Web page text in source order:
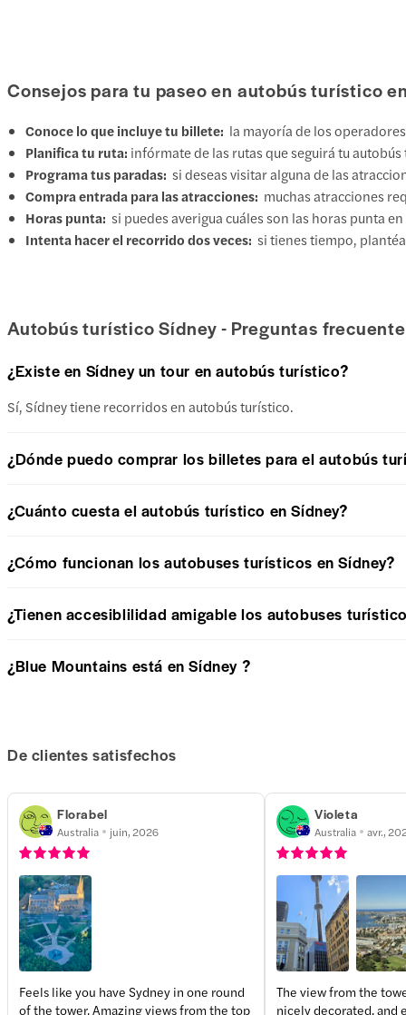
Consejos para tu paseo en autobús turístico
Conoce lo que incluye tu billete: la mayoría de los
Planifica tu ruta: infórmate de las rutas que seguirá tu
Programa tus paradas: si deseas visitar alguna de las
Compra entrada para las atracciones: muchas atracciones
Horas punta: si puedes averigua cuáles son las horas punta
Intenta hacer el recorrido dos veces: si tienes tiempo,
Autobús turístico Sídney - Preguntas
¿Existe en Sídney un tour en autobús turístico?
Sí, Sídney tiene recorridos en autobús turístico.
¿Dónde puedo comprar los billetes para el autobús
¿Cuánto cuesta el autobús turístico en Sídney?
¿Cómo funcionan los autobuses turísticos en Sídney?
¿Tienen accesiblilidad amigable los autobuses
¿Blue Mountains está en Sídney ?
De clientes satisfechos
Florabel
Australia juin, 2026
Feels like you have Sydney in one round
of the tower. Amazing views from the top
Violeta
Australia avr.,
The view from the
nicely decorated, and